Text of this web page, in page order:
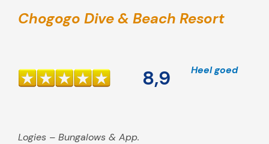
a
e
Chogogo Dive & Beach Resort
8,9 Heel goed
Logies – Bungalows & App.